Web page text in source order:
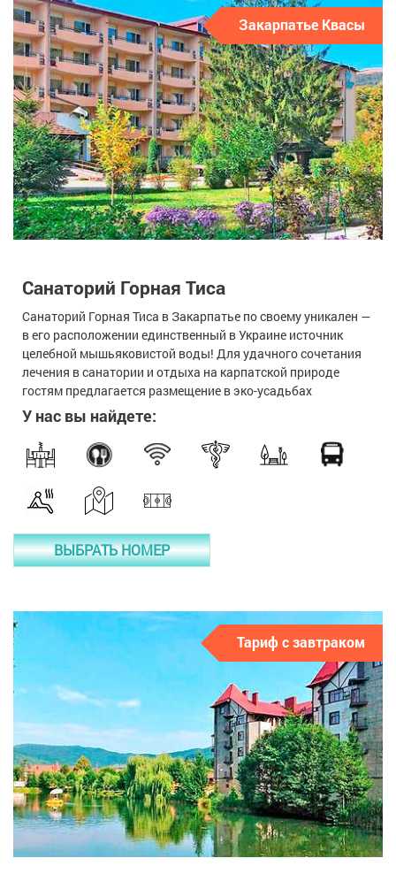
Закарпатье Квасы
Санаторий Горная Тиса
Санаторий Горная Тиса в Закарпатье по своему уникален —
в его расположении единственный в Украине источник
целебной мышьяковистой воды! Для удачного сочетания
лечения в санатории и отдыха на карпатской природе
гостям предлагается размещение в эко-усадьбах
У нас вы найдете:
ВЫБРАТЬ НОМЕР
Тариф с завтраком